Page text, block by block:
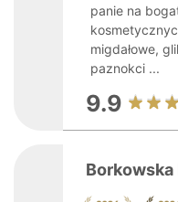
panie na
migdałowe,
paznokci ...
9.9